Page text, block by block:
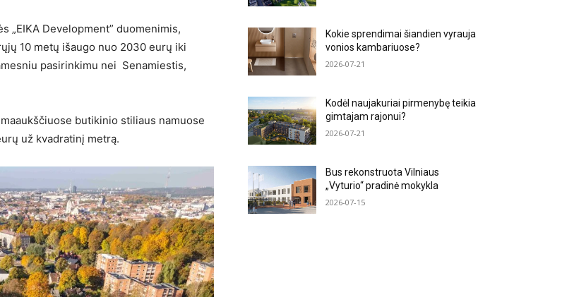
„EIKA Development” duomenimis,
10 metų išaugo nuo 2030 eurų iki
pasirinkimu nei Senamiestis,
butikinio stiliaus namuose
už kvadratinį metrą.
Kokie sprendimai šiandien vyrauja
vonios kambariuose?
2026-07-21
Kodėl naujakuriai pirmenybę teikia
gimtajam rajonui?
2026-07-21
Bus rekonstruota Vilniaus
„Vyturio“ pradinė mokykla
2026-07-15